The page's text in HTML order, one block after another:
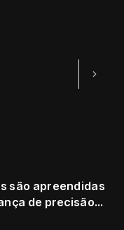
são apreendidas
de precisão
em Maringá